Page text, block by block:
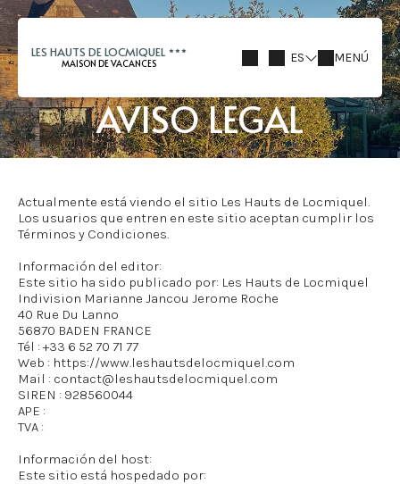
LES HAUTS DE LOCMIQUEL
MAISON DE VACANCES ES MENÚ
AVISO LEGAL
Actualmente está viendo el sitio Les Hauts de Locmiquel.
Los usuarios que entren en este sitio aceptan cumplir los
Términos y Condiciones.
Información del editor:
Este sitio ha sido publicado por: Les Hauts de Locmiquel
Indivision Marianne Jancou Jerome Roche
40 Rue Du Lanno
56870 BADEN FRANCE
Tél : +33 6 52 70 71 77
Web : https://www.leshautsdelocmiquel.com
Mail : contact@leshautsdelocmiquel.com
SIREN : 928560044
APE :
TVA :
Información del host:
Este sitio está hospedado por: